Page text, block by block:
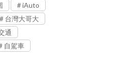
iAuto
台灣大哥大
通
自駕車